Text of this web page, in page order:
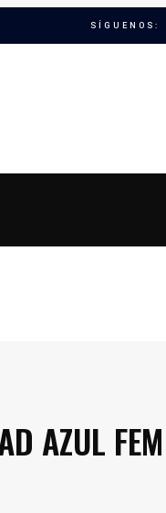
SÍGUENOS:
AZUL FEM